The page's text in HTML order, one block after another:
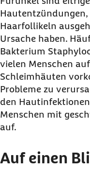
Symptome eines
Ursachen und
Diagnose von
Furunkel behandeln
Furunkeln
Hilfreiche Links
Hautentzündungen,
Haarfollikeln
Ursache haben.
Bakterium
vielen Menschen
Schleimhäuten
Probleme zu
den
Menschen mit
auf.
Auf einen